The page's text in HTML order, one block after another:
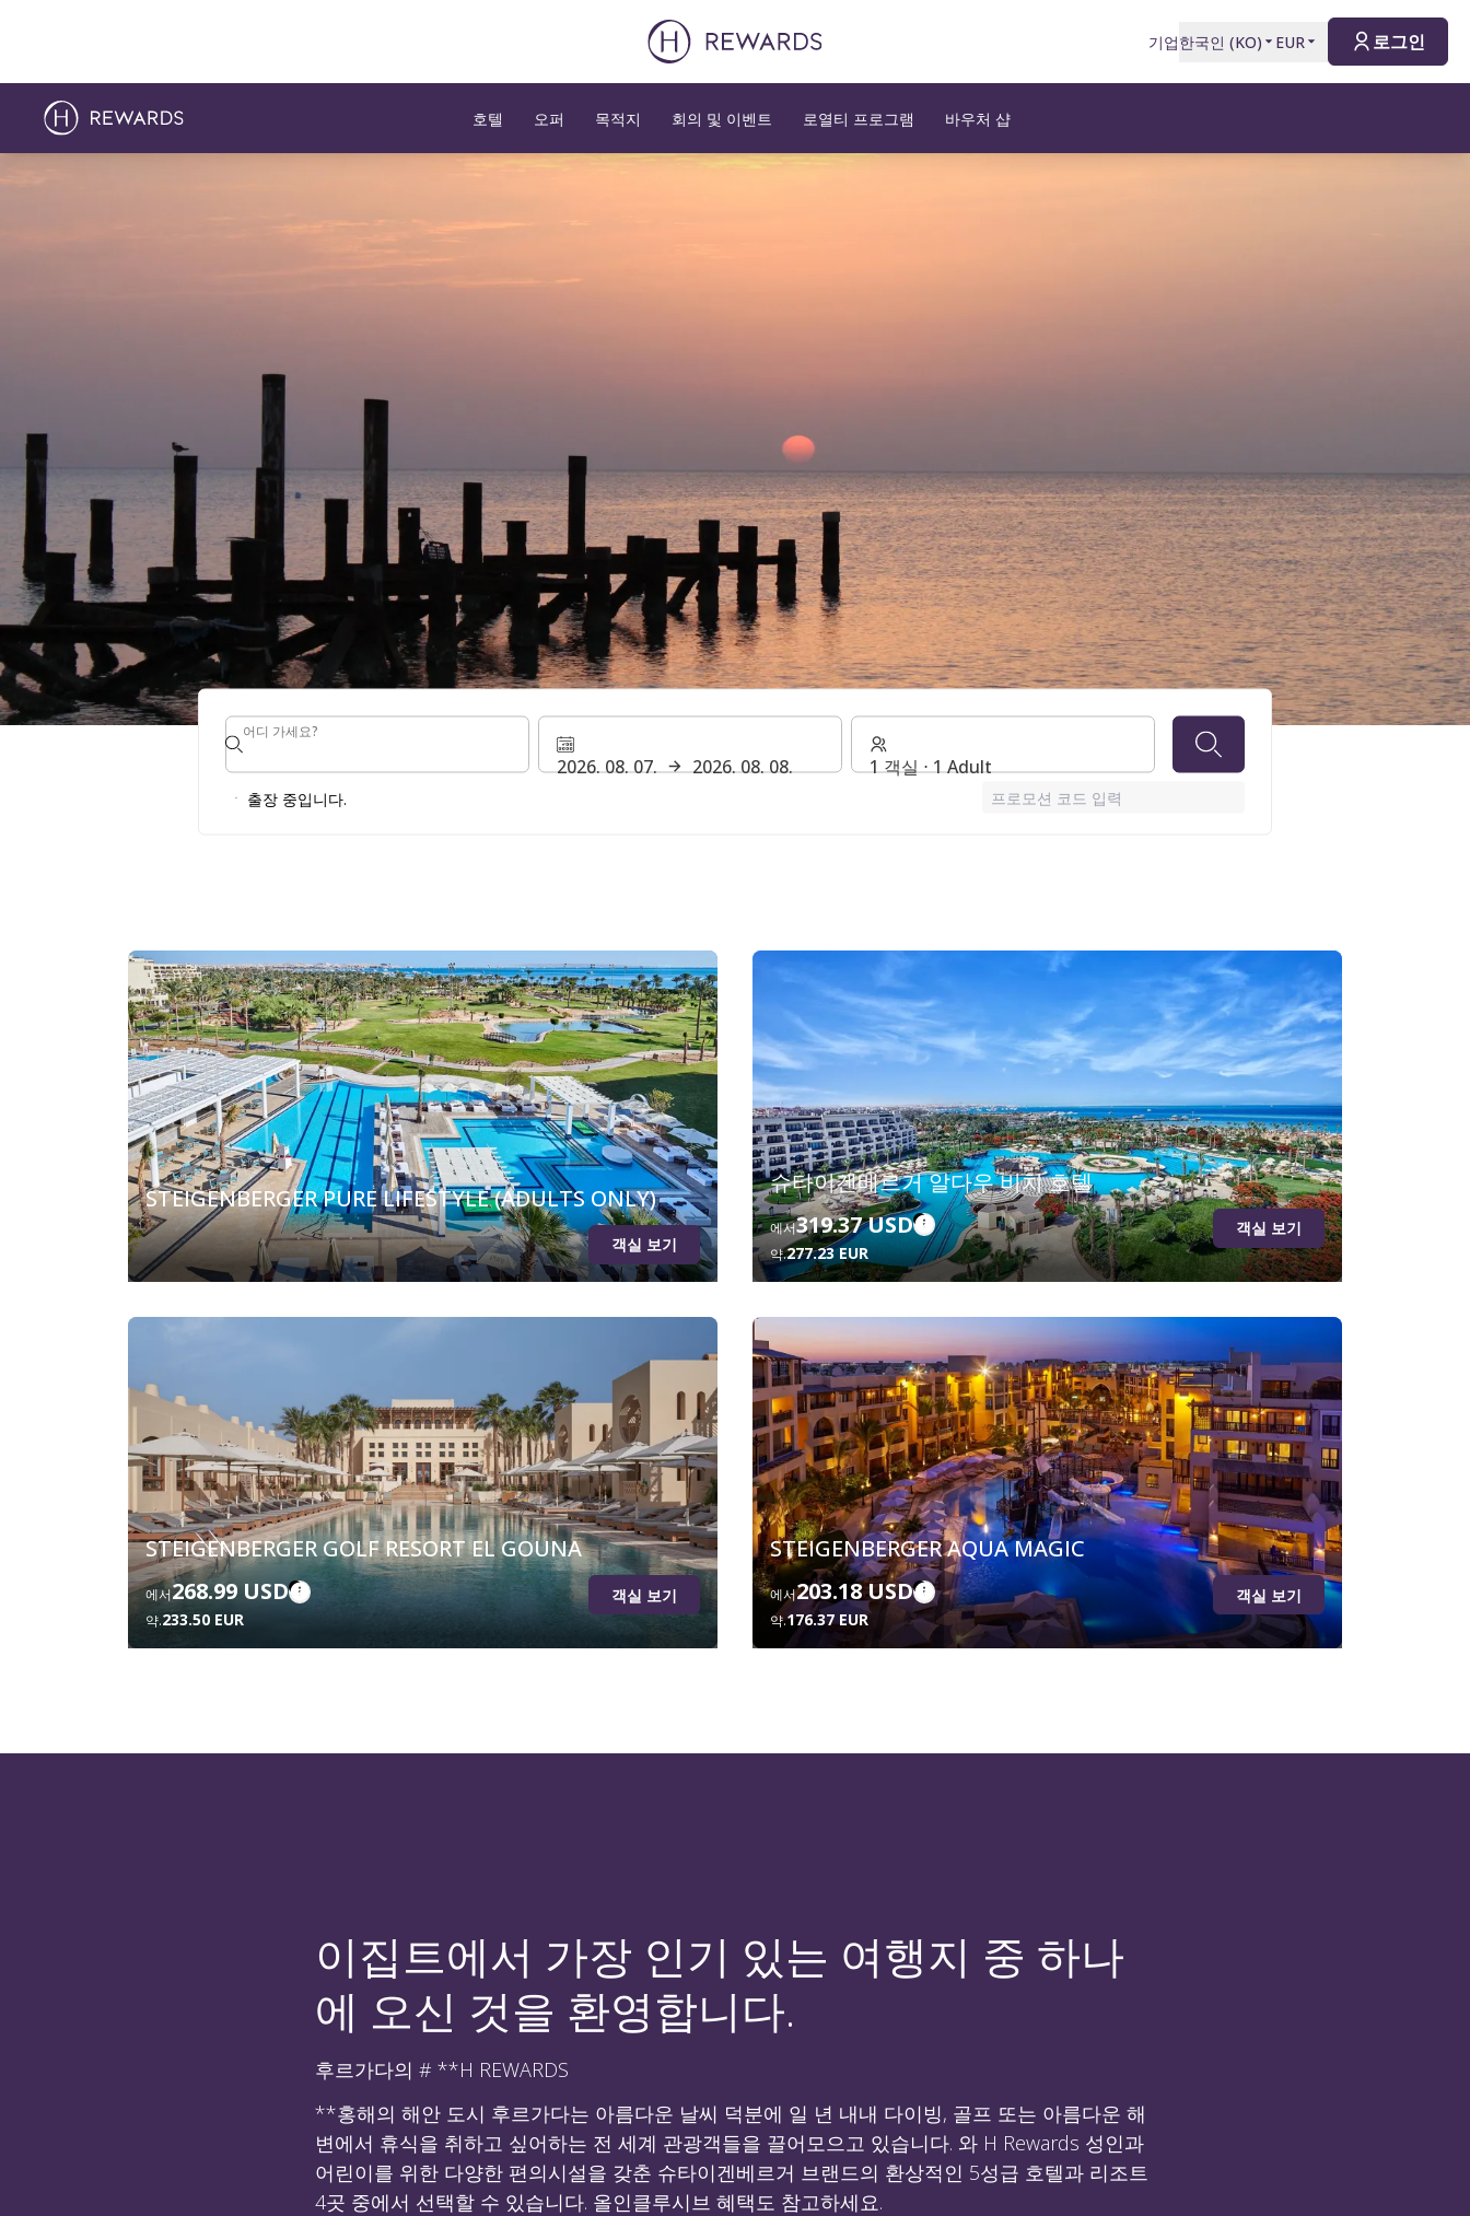
기업한국인 (KO) EUR 로그인
호텔 오퍼 목적지 회의 및 이벤트 로열티 프로그램 바우처 샵
슬라이드 1 의 1
후르가다의 호텔 & 리조트
어디 가세요?
어디 가세요?
2026. 08. 07. 2026. 08. 08. 1 객실 ⋅ 1 Adult
출장 중입니다. 프로모션 코드 입력
STEIGENBERGER PURE LIFESTYLE (ADULTS ONLY)
객실 보기
슈타이겐베르거 알다우 비치 호텔
에서319.37 USD
약.277.23 EUR
객실 보기
STEIGENBERGER GOLF RESORT EL GOUNA
에서268.99 USD
약.233.50 EUR
객실 보기
STEIGENBERGER AQUA MAGIC
에서203.18 USD
약.176.37 EUR
객실 보기
이집트에서 가장 인기 있는 여행지 중 하나
에 오신 것을 환영합니다.
후르가다의 # **H REWARDS
**홍해의 해안 도시 후르가다는 아름다운 날씨 덕분에 일 년 내내 다이빙, 골프 또는 아름다운 해
변에서 휴식을 취하고 싶어하는 전 세계 관광객들을 끌어모으고 있습니다. 와 H Rewards 성인과
어린이를 위한 다양한 편의시설을 갖춘 슈타이겐베르거 브랜드의 환상적인 5성급 호텔과 리조트
4곳 중에서 선택할 수 있습니다. 올인클루시브 혜택도 참고하세요.